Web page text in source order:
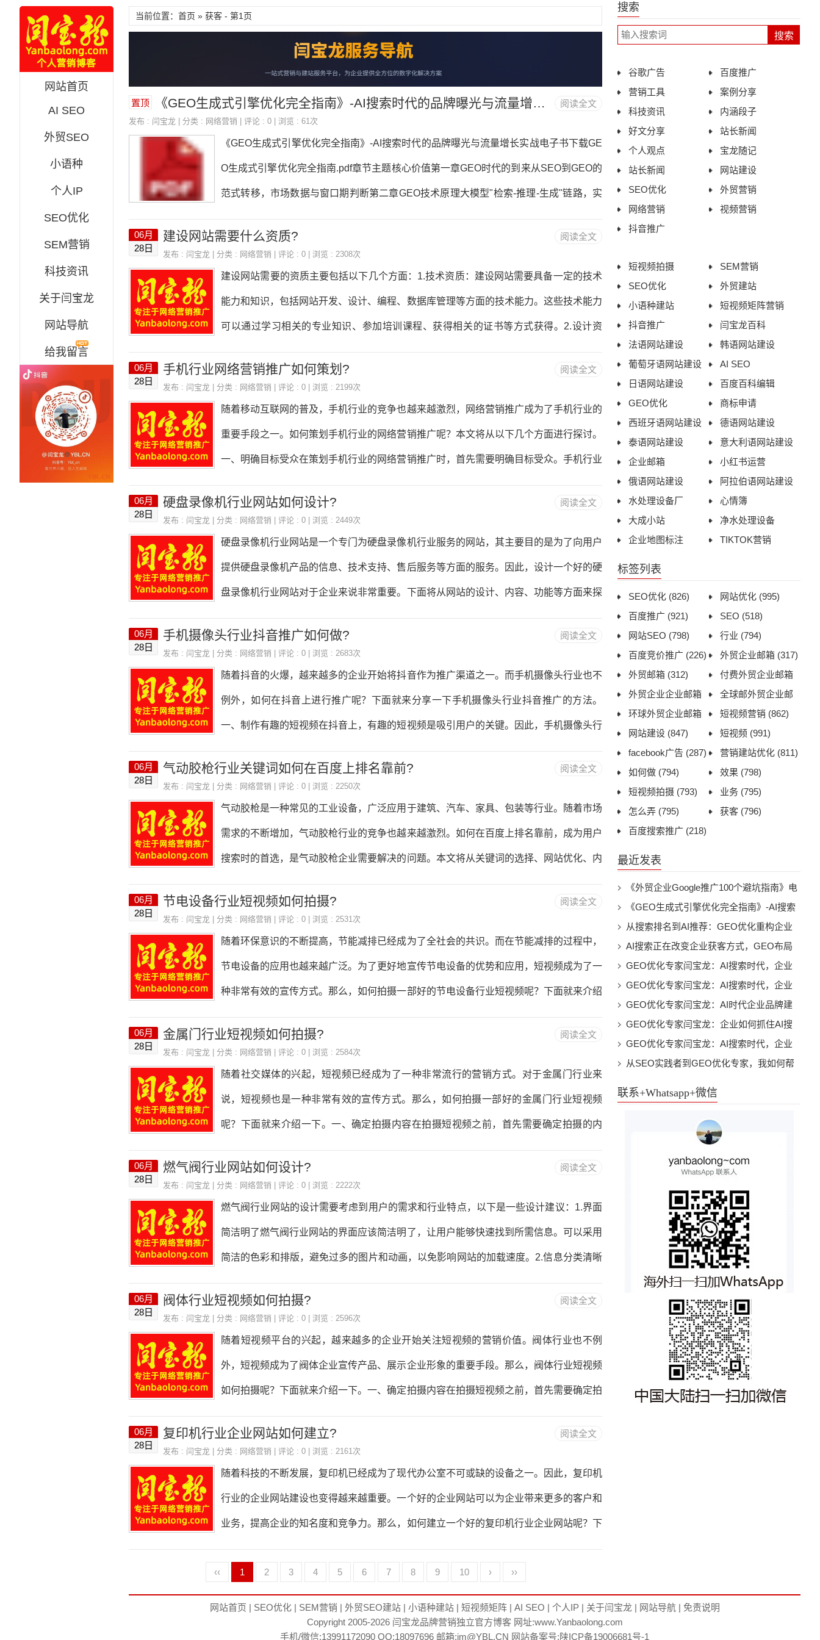
网站首页
AI SEO
外贸SEO
小语种
个人IP
SEO优化
SEM营销
科技资讯
关于闫宝龙
网站导航
给我留言
当前位置：首页 » 获客 - 第1页
阅读全文
置顶 《GEO生成式引擎优化完全指南》-AI搜索时代的品牌曝光与流量增长实战电子书下载
发布 : 闫宝龙 | 分类 : 网络营销 | 评论 : 0 | 浏览 : 61次
《GEO生成式引擎优化完全指南》-AI搜索时代的品牌曝光与流量增长实战电子书下载GE
O生成式引擎优化完全指南.pdf章节主题核心价值第一章GEO时代的到来从SEO到GEO的
范式转移，市场数据与窗口期判断第二章GEO技术原理大模型"检索-推理-生成"链路，实
内容矩阵第四章结构化数据与SchemaJSON-LD实战部署，8大核心Schema类型详解第
阅读全文
06月
28日
建设网站需要什么资质?
发布 : 闫宝龙 | 分类 : 网络营销 | 评论 : 0 | 浏览 : 2308次
建设网站需要的资质主要包括以下几个方面：1.技术资质：建设网站需要具备一定的技术
能力和知识，包括网站开发、设计、编程、数据库管理等方面的技术能力。这些技术能力
可以通过学习相关的专业知识、参加培训课程、获得相关的证书等方式获得。2.设计资
以通过学习相关的设计理论和技巧，参加设计培训课程，获得相关的设计证书等方式获
阅读全文
06月
28日
手机行业网络营销推广如何策划?
发布 : 闫宝龙 | 分类 : 网络营销 | 评论 : 0 | 浏览 : 2199次
随着移动互联网的普及，手机行业的竞争也越来越激烈，网络营销推广成为了手机行业的
重要手段之一。如何策划手机行业的网络营销推广呢？本文将从以下几个方面进行探讨。
一、明确目标受众在策划手机行业的网络营销推广时，首先需要明确目标受众。手机行业
据不同的产品特点和目标受众，制定不同的网络营销推广策略。例如，对于年轻人群体，
阅读全文
06月
28日
硬盘录像机行业网站如何设计?
发布 : 闫宝龙 | 分类 : 网络营销 | 评论 : 0 | 浏览 : 2449次
硬盘录像机行业网站是一个专门为硬盘录像机行业服务的网站，其主要目的是为了向用户
提供硬盘录像机产品的信息、技术支持、售后服务等方面的服务。因此，设计一个好的硬
盘录像机行业网站对于企业来说非常重要。下面将从网站的设计、内容、功能等方面来探
网站的整体风格应该以简洁、大气、专业为主，突出硬盘录像机产品的特点和优势。网站
阅读全文
06月
28日
手机摄像头行业抖音推广如何做?
发布 : 闫宝龙 | 分类 : 网络营销 | 评论 : 0 | 浏览 : 2683次
随着抖音的火爆，越来越多的企业开始将抖音作为推广渠道之一。而手机摄像头行业也不
例外，如何在抖音上进行推广呢？下面就来分享一下手机摄像头行业抖音推广的方法。
一、制作有趣的短视频在抖音上，有趣的短视频是吸引用户的关键。因此，手机摄像头行
等等。这些视频可以通过抖音的短视频功能发布，也可以通过抖音直播进行展示。二、与
阅读全文
06月
28日
气动胶枪行业关键词如何在百度上排名靠前?
发布 : 闫宝龙 | 分类 : 网络营销 | 评论 : 0 | 浏览 : 2250次
气动胶枪是一种常见的工业设备，广泛应用于建筑、汽车、家具、包装等行业。随着市场
需求的不断增加，气动胶枪行业的竞争也越来越激烈。如何在百度上排名靠前，成为用户
搜索时的首选，是气动胶枪企业需要解决的问题。本文将从关键词的选择、网站优化、内
选择关键词是用户在搜索引擎中输入的词语，也是搜索引擎对网页内容进行匹配的重要依
阅读全文
06月
28日
节电设备行业短视频如何拍摄?
发布 : 闫宝龙 | 分类 : 网络营销 | 评论 : 0 | 浏览 : 2531次
随着环保意识的不断提高，节能减排已经成为了全社会的共识。而在节能减排的过程中，
节电设备的应用也越来越广泛。为了更好地宣传节电设备的优势和应用，短视频成为了一
种非常有效的宣传方式。那么，如何拍摄一部好的节电设备行业短视频呢？下面就来介绍
设备的种类很多，每种设备的优势和应用场景也不尽相同。因此，在拍摄短视频之前，需
阅读全文
06月
28日
金属门行业短视频如何拍摄?
发布 : 闫宝龙 | 分类 : 网络营销 | 评论 : 0 | 浏览 : 2584次
随着社交媒体的兴起，短视频已经成为了一种非常流行的营销方式。对于金属门行业来
说，短视频也是一种非常有效的宣传方式。那么，如何拍摄一部好的金属门行业短视频
呢？下面就来介绍一下。一、确定拍摄内容在拍摄短视频之前，首先需要确定拍摄的内
面。根据自己的需求和目标受众，选择合适的内容进行拍摄。二、准备拍摄设备拍摄短视
阅读全文
06月
28日
燃气阀行业网站如何设计?
发布 : 闫宝龙 | 分类 : 网络营销 | 评论 : 0 | 浏览 : 2222次
燃气阀行业网站的设计需要考虑到用户的需求和行业特点，以下是一些设计建议：1.界面
简洁明了燃气阀行业网站的界面应该简洁明了，让用户能够快速找到所需信息。可以采用
简洁的色彩和排版，避免过多的图片和动画，以免影响网站的加载速度。2.信息分类清晰
业新闻、技术资料等板块，让用户能够快速找到所需信息。3.产品展示详细燃气阀行业网
阅读全文
06月
28日
阀体行业短视频如何拍摄?
发布 : 闫宝龙 | 分类 : 网络营销 | 评论 : 0 | 浏览 : 2596次
随着短视频平台的兴起，越来越多的企业开始关注短视频的营销价值。阀体行业也不例
外，短视频成为了阀体企业宣传产品、展示企业形象的重要手段。那么，阀体行业短视频
如何拍摄呢？下面就来介绍一下。一、确定拍摄内容在拍摄短视频之前，首先需要确定拍
面。根据企业的实际情况和目标受众，选择合适的内容进行拍摄。二、准备拍摄设备拍摄
阅读全文
06月
28日
复印机行业企业网站如何建立?
发布 : 闫宝龙 | 分类 : 网络营销 | 评论 : 0 | 浏览 : 2161次
随着科技的不断发展，复印机已经成为了现代办公室不可或缺的设备之一。因此，复印机
行业的企业网站建设也变得越来越重要。一个好的企业网站可以为企业带来更多的客户和
业务，提高企业的知名度和竞争力。那么，如何建立一个好的复印机行业企业网站呢？下
用户对企业的第一印象。因此，网站设计要简洁、美观、易用。首先，要选择适合企业风
格的网站模板，然后根据企业的需求进行定制化设计。在设计过程中，要注意网站的色彩
搭配、排版、图片选择等方面，力求做到简洁明了，符合用户的视觉习惯。二、网站内容
‹‹ 1 2 3 4 5 6 7 8 9 10 › ››
搜索
谷歌广告
百度推广
营销工具
案例分享
科技资讯
内涵段子
好文分享
站长新闻
个人观点
宝龙随记
站长新闻
网站建设
SEO优化
外贸营销
网络营销
视频营销
抖音推广
短视频拍摄
SEM营销
SEO优化
外贸建站
小语种建站
短视频矩阵营销
抖音推广
闫宝龙百科
法语网站建设
韩语网站建设
葡萄牙语网站建设
AI SEO
日语网站建设
百度百科编辑
GEO优化
商标申请
西班牙语网站建设
德语网站建设
泰语网站建设
意大利语网站建设
企业邮箱
小红书运营
俄语网站建设
阿拉伯语网站建设
水处理设备厂
心情簿
大成小站
净水处理设备
企业地图标注
TIKTOK营销
标签列表
SEO优化 (826) 网站优化 (995)
百度推广 (921) SEO (518)
网站SEO (798) 行业 (794)
百度竞价推广 (226) 外贸企业邮箱 (317)
外贸邮箱 (312)
付费外贸企业邮箱
(313)
外贸企业企业邮箱
(314)
全球邮外贸企业邮
箱 (314)
环球外贸企业邮箱
(313)
短视频营销 (862)
网站建设 (847) 短视频 (991)
facebook广告 (287) 营销建站优化 (811)
如何做 (794) 效果 (798)
短视频拍摄 (793) 业务 (795)
怎么弄 (795) 获客 (796)
百度搜索推广 (218)
最近发表
《外贸企业Google推广100个避坑指南》电
子书下载
《GEO生成式引擎优化完全指南》-AI搜索
时代的品牌曝光与流量增长实战电子书下载
从搜索排名到AI推荐：GEO优化重构企业
数字营销新未来
AI搜索正在改变企业获客方式，GEO布局
已经成为未来趋势
GEO优化专家闫宝龙：AI搜索时代，企业
为什么必须建立自己的“AI可见性”
GEO优化专家闫宝龙：AI搜索时代，企业
如何打造属于自己的智能推荐入口
GEO优化专家闫宝龙：AI时代企业品牌建
设的新方向，让AI成为企业增长新入口
GEO优化专家闫宝龙：企业如何抓住AI搜
索时代第一波增长机会
GEO优化专家闫宝龙：AI搜索时代，企业
为什么需要重新打造自己的数字影响力
从SEO实践者到GEO优化专家，我如何帮
联系+Whatsapp+微信
网站首页 | SEO优化| SEM营销 | 外贸SEO建站| 小语种建站| 短视频矩阵| AI SEO | 个人IP| 关于闫宝龙| 网站导航| 免责说明
Copyright 2005-2026 闫宝龙品牌营销独立官方博客 网址:www.Yanbaolong.com
手机/微信:13991172090 QQ:18097696 邮箱:im@YBL.CN 网站备案号:陕ICP备19006681号-1